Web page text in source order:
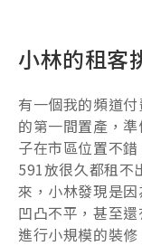
小林的租客
有一個我的頻道
的第一間置產，
子在市區位置不
591放很久都租不
來，小林發現是
凹凸不平，甚至
進行小規模的裝